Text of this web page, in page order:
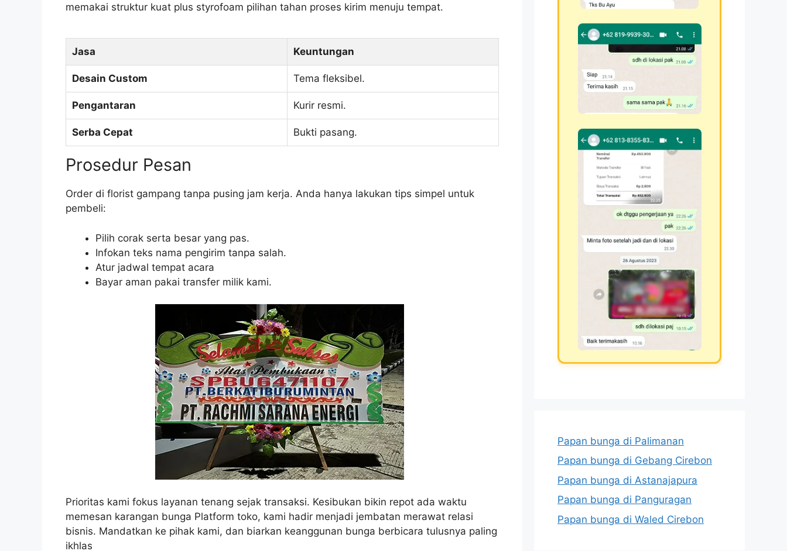
memakai struktur kuat plus styrofoam pilihan tahan proses kirim menuju tempat.
Jasa Keuntungan
Desain Custom Tema fleksibel.
Pengantaran Kurir resmi.
Serba Cepat Bukti pasang.
Prosedur Pesan
Order di florist gampang tanpa pusing jam kerja. Anda hanya lakukan tips simpel untuk
pembeli:
Pilih corak serta besar yang pas.
Infokan teks nama pengirim tanpa salah.
Atur jadwal tempat acara
Bayar aman pakai transfer milik kami.
Prioritas kami fokus layanan tenang sejak transaksi. Kesibukan bikin repot ada waktu
memesan karangan bunga Platform toko, kami hadir menjadi jembatan merawat relasi
bisnis. Mandatkan ke pihak kami, dan biarkan keanggunan bunga berbicara tulusnya paling
ikhlas
Papan bunga di Palimanan
Papan bunga di Gebang Cirebon
Papan bunga di Astanajapura
Papan bunga di Panguragan
Papan bunga di Waled Cirebon